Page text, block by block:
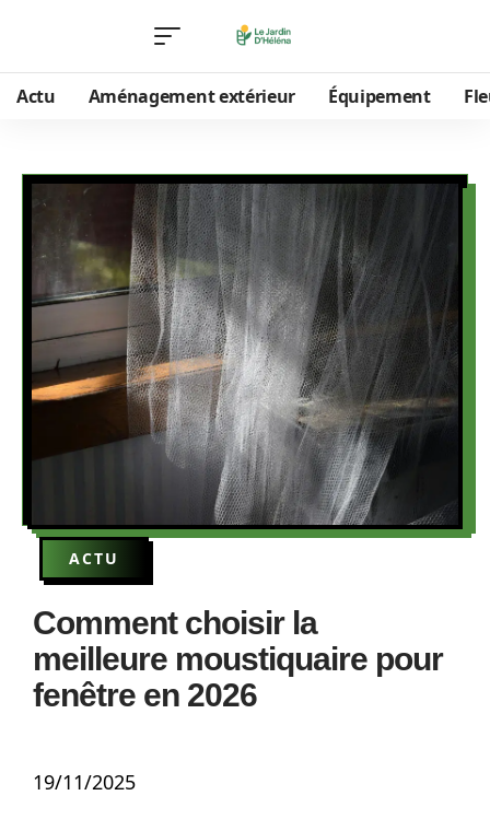
Actu Aménagement extérieur Équipement
ACTU
Comment choisir la
meilleure moustiquaire pour
fenêtre en 2026
19/11/2025